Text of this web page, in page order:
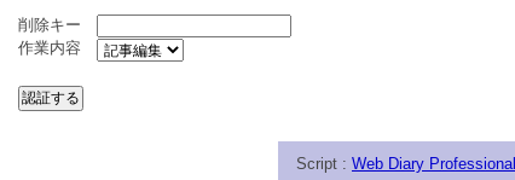
削除キー
作業内容
Script : Web Diary Professional